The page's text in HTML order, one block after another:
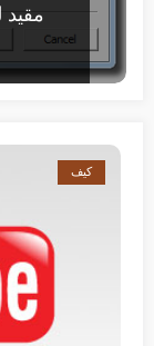
مقيد
كيف